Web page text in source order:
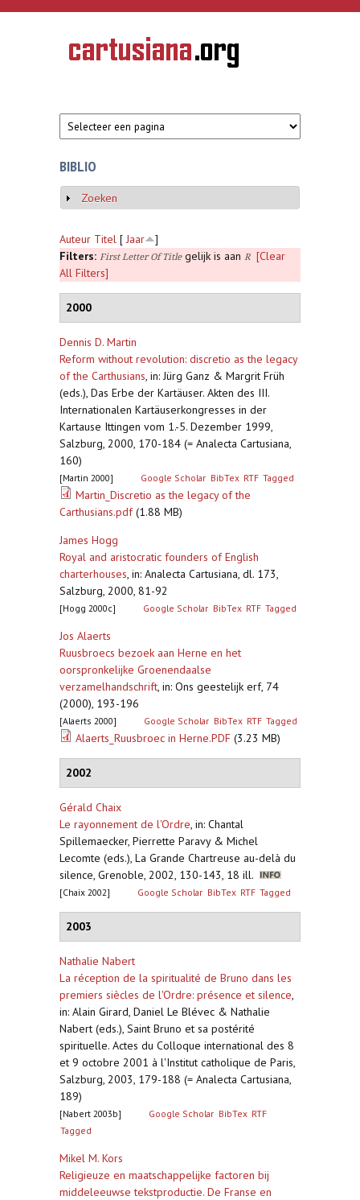
Overslaan en naar de inhoud gaan
CARTUSIANA
Geschiedenis
van de
BIBLIO
Weergeven
Zoeken
Auteur Titel [ Jaar
]
Filters: First Letter Of Titlegelijk is aan R
[Clear
All Filters]
2000
Dennis D. Martin
Reform without revolution: discretio as the legacy
of the Carthusians, in: Jürg Ganz & Margrit Früh
(eds.), Das Erbe der Kartäuser. Akten des III.
Internationalen Kartäuserkongresses in der
Kartause Ittingen vom 1.-5. Dezember 1999,
Salzburg, 2000, 170-184 (= Analecta Cartusiana,
160)
[Martin 2000] Google Scholar BibTex RTF Tagged
Martin_Discretio as the legacy of the
Carthusians.pdf(1.88 MB)
James Hogg
Royal and aristocratic founders of English
charterhouses, in: Analecta Cartusiana, dl. 173,
Salzburg, 2000, 81-92
[Hogg 2000c] Google Scholar BibTex RTF Tagged
Jos Alaerts
Ruusbroecs bezoek aan Herne en het
oorspronkelijke Groenendaalse
verzamelhandschrift, in: Ons geestelijk erf, 74
(2000), 193-196
[Alaerts 2000] Google Scholar BibTex RTF Tagged
Alaerts_Ruusbroec in Herne.PDF (3.23 MB)
2002
Gérald Chaix
Le rayonnement de l'Ordre, in: Chantal
Spillemaecker, Pierrette Paravy & Michel
Lecomte (eds.), La Grande Chartreuse au-delà du
silence, Grenoble, 2002, 130-143, 18 ill.
[Chaix 2002] Google Scholar BibTex RTF Tagged
2003
Nathalie Nabert
La réception de la spiritualité de Bruno dans les
premiers siècles de l'Ordre: présence et silence,
in: Alain Girard, Daniel Le Blévec & Nathalie
Nabert (eds.), Saint Bruno et sa postérité
spirituelle. Actes du Colloque international des 8
et 9 octobre 2001 à l'Institut catholique de Paris,
Salzburg, 2003, 179-188 (= Analecta Cartusiana,
189)
[Nabert 2003b] Google Scholar BibTex RTF
Tagged
Mikel M. Kors
Religieuze en maatschappelijke factoren bij
middeleeuwse tekstproductie. De Franse en